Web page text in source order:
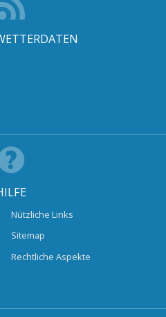
Nützliche Links
Sitemap
Rechtliche Aspekte